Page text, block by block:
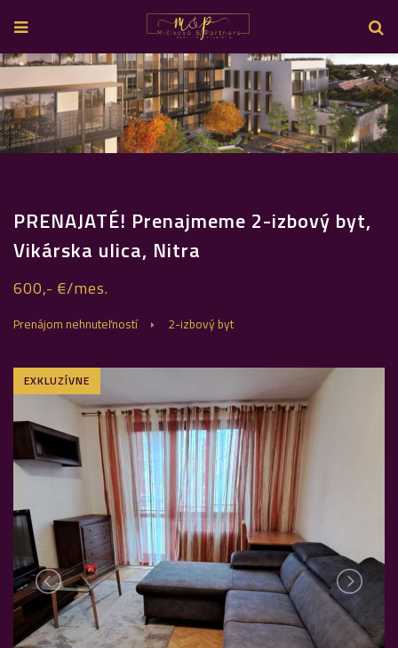
PRENAJATÉ! Prenajmeme 2-izbový byt,
Vikárska ulica, Nitra
600,- €/mes.
Prenájom nehnuteľností 2-izbový byt
EXKLUZÍVNE